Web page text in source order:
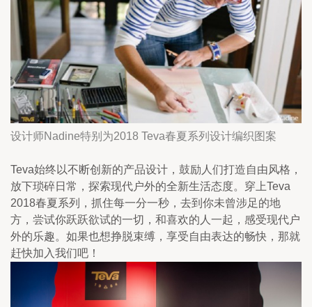
设计师Nadine特别为2018 Teva春夏系列设计编织图案
Teva始终以不断创新的产品设计，鼓励人们打造自由风格，
放下琐碎日常，探索现代户外的全新生活态度。穿上Teva
2018春夏系列，抓住每一分一秒，去到你未曾涉足的地
方，尝试你跃跃欲试的一切，和喜欢的人一起，感受现代户
外的乐趣。如果也想挣脱束缚，享受自由表达的畅快，那就
赶快加入我们吧！